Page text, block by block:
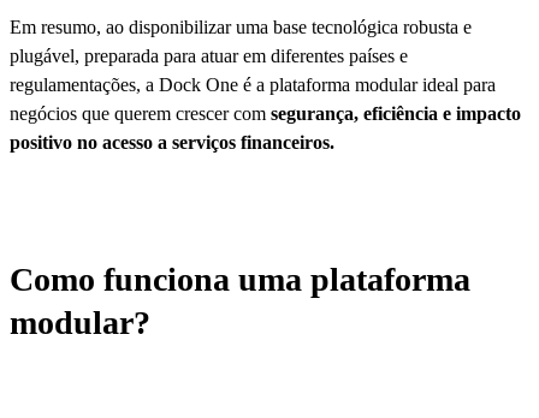
Em resumo, ao disponibilizar uma base tecnológica robusta e
plugável, preparada para atuar em diferentes países e
regulamentações, a Dock One é a plataforma modular ideal para
negócios que querem crescer com segurança, eficiência e impacto
positivo no acesso a serviços financeiros.
Como funciona uma plataforma
modular?